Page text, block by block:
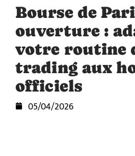
Bourse de
ouverture :
votre routine
trading aux
officiels
05/04/2026